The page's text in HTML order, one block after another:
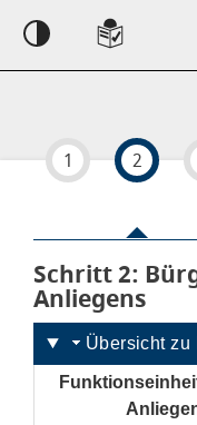
1 2
Schritt 2von 6
:
Anliegens
Übersicht zu